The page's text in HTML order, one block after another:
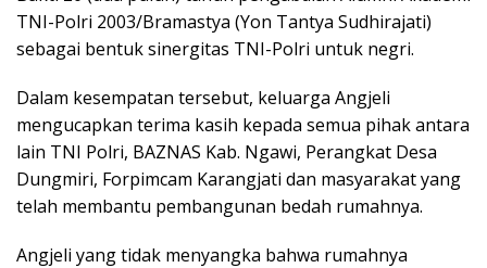
TNI-Polri 2003/Bramastya (Yon Tantya Sudhirajati)
sebagai bentuk sinergitas TNI-Polri untuk negri.
Dalam kesempatan tersebut, keluarga Angjeli
mengucapkan terima kasih kepada semua pihak antara
lain TNI Polri, BAZNAS Kab. Ngawi, Perangkat Desa
Dungmiri, Forpimcam Karangjati dan masyarakat yang
telah membantu pembangunan bedah rumahnya.
Angjeli yang tidak menyangka bahwa rumahnya